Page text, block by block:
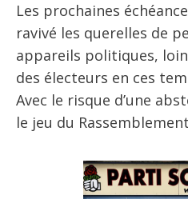
Les prochaines
ravivé les querelles de
appareils politiques,
des électeurs en ces
Avec le risque d’une
le jeu du